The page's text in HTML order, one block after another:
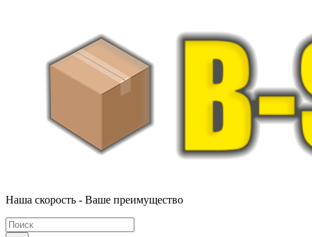
Наша скорость - Ваше преимущество